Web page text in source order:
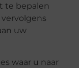
te bepalen
uw
waar u naar